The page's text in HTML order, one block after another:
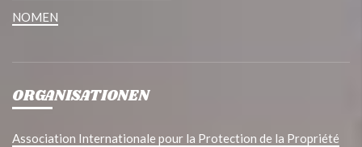
NOMEN
ORGANISATIONEN
Association Internationale pour la Protection de la Propriété